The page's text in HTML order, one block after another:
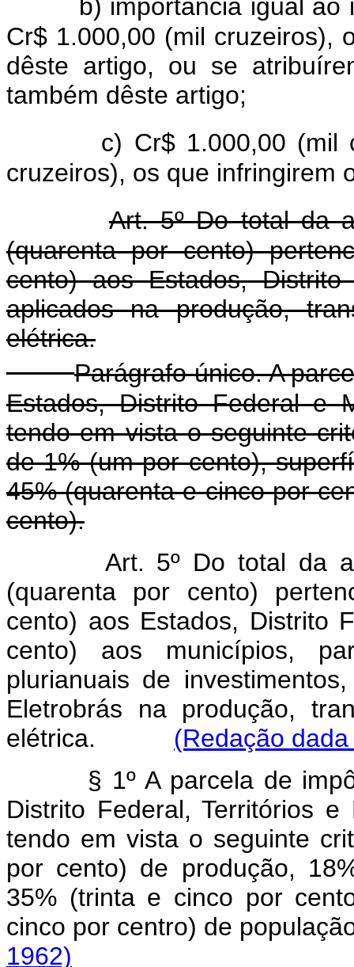
b) importância igual ao
Cr$ 1.000,00 (mil cruzeiros),
dêste artigo, ou se
também dêste artigo;
c) Cr$ 1.000,00 (mil
cruzeiros), os que infringirem
Art. 5º Do total da
(quarenta por cento)
cento) aos Estados,
aplicados na produção,
elétrica.
Parágrafo único. A
Estados, Distrito Federal e
tendo em vista o seguinte
de 1% (um por cento),
45% (quarenta e cinco por
cento).
Art. 5º Do total da
(quarenta por cento)
cento) aos Estados, Distrito
cento) aos municípios,
plurianuais de
Eletrobrás na produção,
elétrica. (Redação
§ 1º A parcela de
Distrito Federal, Territórios
tendo em vista o seguinte
por cento) de produção,
35% (trinta e cinco por
cinco por centro) de
1962)